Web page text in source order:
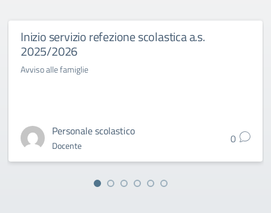
Inizio servizio refezione scolastica a.s.
2025/2026
Avviso alle famiglie
Personale scolastico
Docente 0